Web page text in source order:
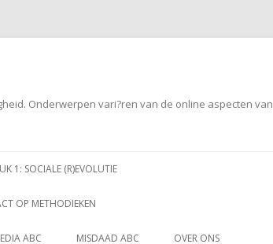
Onderwerpen vari?ren van de online aspecten van
1: SOCIALE (R)EVOLUTIE
OP METHODIEKEN
ABC MISDAAD ABC OVER ONS